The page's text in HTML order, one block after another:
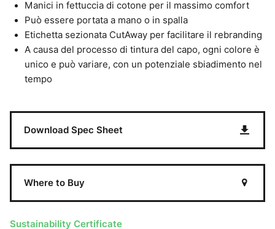
Manici in fettuccia di cotone per il massimo comfort
Può essere portata a mano o in spalla
Etichetta sezionata CutAway per facilitare il rebranding
A causa del processo di tintura del capo, ogni colore è
unico e può variare, con un potenziale sbiadimento nel
tempo
Download Spec Sheet
Where to Buy
Sustainability Certificate